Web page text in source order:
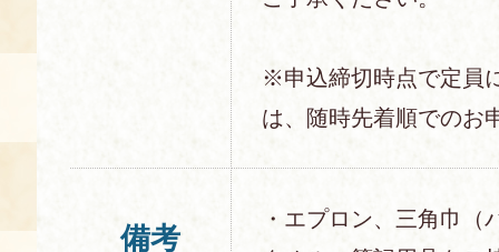
※申込締切時点で定員
は、随時先着順でのお
備考
・エプロン、三角巾（